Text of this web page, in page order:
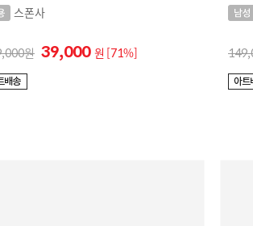
스폰사
39,000 원 [71%]